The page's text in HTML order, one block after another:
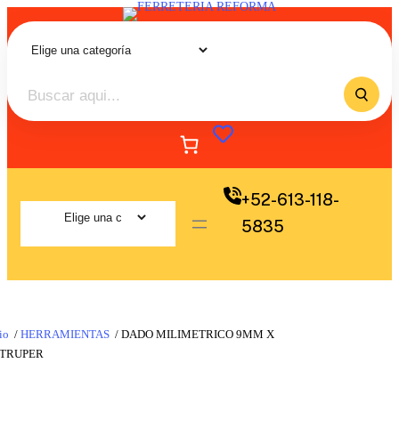
+52-613-118-
5835
/ HERRAMIENTAS / DADO MILIMETRICO 9MM X